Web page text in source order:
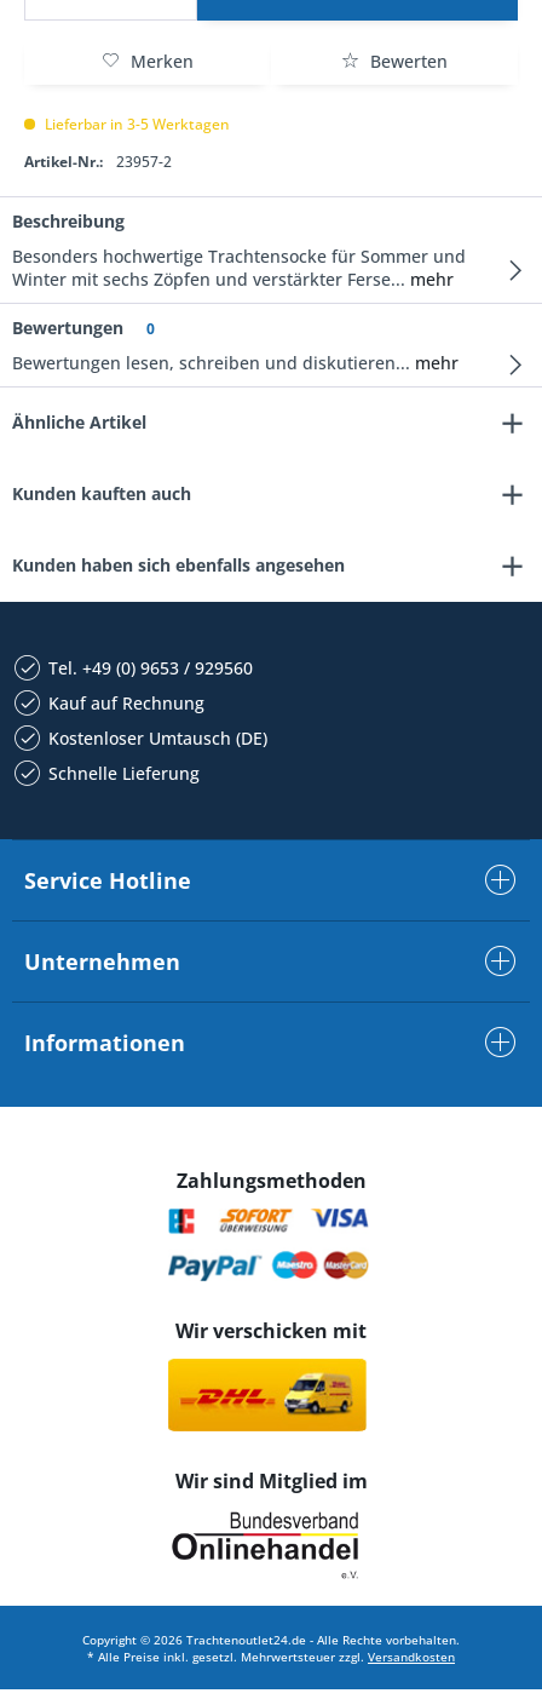
Merken Bewerten
Lieferbar in 3-5 Werktagen
Artikel-Nr.:
23957-2
Beschreibung
Besonders hochwertige Trachtensocke für Sommer und
Winter mit sechs Zöpfen und verstärkter Ferse... mehr
Bewertungen 0
Bewertungen lesen, schreiben und diskutieren... mehr
Ähnliche Artikel
Kunden kauften auch
Kunden haben sich ebenfalls angesehen
Tel. +49 (0) 9653 / 929560
Kauf auf Rechnung
Kostenloser Umtausch (DE)
Schnelle Lieferung
Service Hotline
Unternehmen
Informationen
Zahlungsmethoden
Wir verschicken mit
Wir sind Mitglied im
Copyright © 2026 Trachtenoutlet24.de - Alle Rechte vorbehalten.
* Alle Preise inkl. gesetzl. Mehrwertsteuer zzgl. Versandkosten